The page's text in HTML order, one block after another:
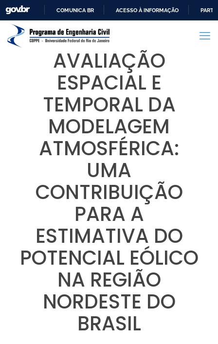
PARA
CONTEÚDO
COMUNICA BR ACESSO À INFORMAÇÃO
AVALIAÇÃO
ESPACIAL E
TEMPORAL DA
MODELAGEM
ATMOSFÉRICA:
UMA
CONTRIBUIÇÃO
PARA A
ESTIMATIVA DO
POTENCIAL EÓLICO
NA REGIÃO
NORDESTE DO
BRASIL